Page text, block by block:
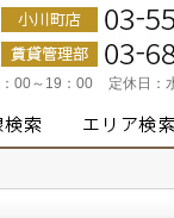
00～19：00 定休日：